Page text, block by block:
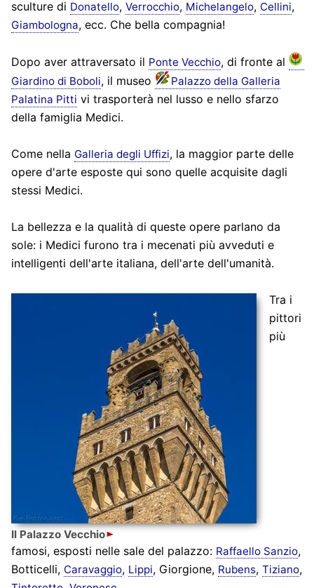
sculture di Donatello, Verrocchio, Michelangelo, Cellini,
Giambologna, ecc. Che bella compagnia!
Dopo aver attraversato il Ponte Vecchio, di fronte al
Giardino di Boboli, il museo
Palazzo della Galleria
Palatina Pitti vi trasporterà nel lusso e nello sfarzo
della famiglia Medici.
Come nella Galleria degli Uffizi, la maggior parte delle
opere d'arte esposte qui sono quelle acquisite dagli
stessi Medici.
La bellezza e la qualità di queste opere parlano da
sole: i Medici furono tra i mecenati più avveduti e
intelligenti dell'arte italiana, dell'arte dell'umanità.
Il Palazzo Vecchio
Tra i
pittori
più
famosi, esposti nelle sale del palazzo: Raffaello Sanzio,
Botticelli, Caravaggio, Lippi, Giorgione, Rubens, Tiziano,